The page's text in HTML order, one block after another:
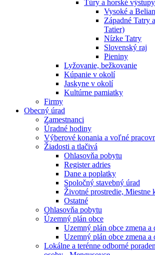
Túry a horské výstupy
Vysoké a
Západné Tatry
Tatier)
Nízke Tatry
Slovenský raj
Pieniny
Lyžovanie, bežkovanie
Kúpanie v okolí
Jaskyne v okolí
Kultúrne pamiatky
Firmy
Obecný úrad
Zamestnanci
Úradné hodiny
Výberové konania a voľné
Žiadosti a tlačivá
Ohlasovňa pobytu
Register adries
Dane a poplatky
Spoločný stavebný úrad
Životné prostredie, Miestne
Ostatné
Ohlasovňa pobytu
Územný plán obce
Uzemný plán obce zmena a
Uzemný plán obce zmena a
Lokálne a terénne odborné